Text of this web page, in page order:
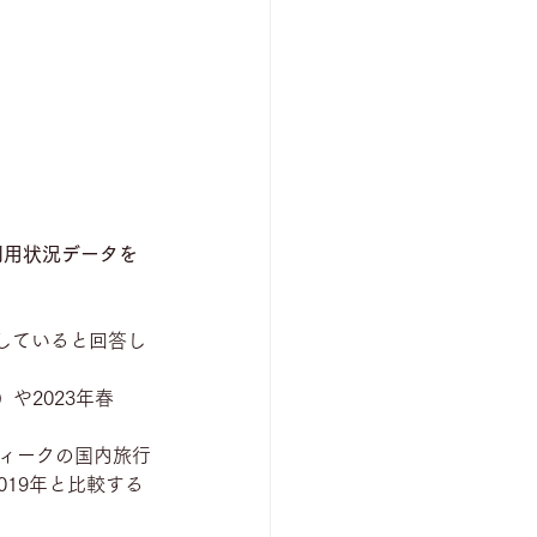
状況データを
ていると回答し
や2023年春
ークの国内旅行
年と比較する